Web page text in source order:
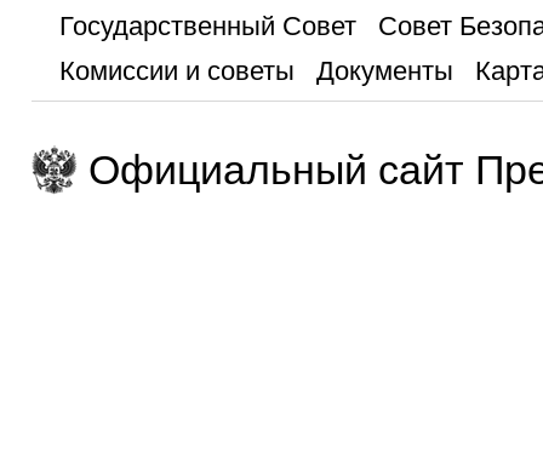
Государственный Совет
Совет
Комиссии и советы
Документы
Официальный сайт